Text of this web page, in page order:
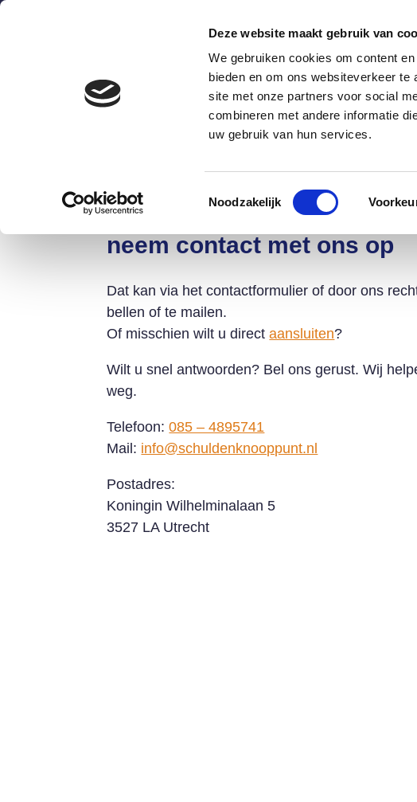
Deze website maakt gebruik van
We gebruiken cookies om content
bieden en om ons websiteverkeer
site met onze partners voor social
combineren met andere informatie
uw gebruik van hun services.
Toestemmingsselectie
Noodzakelijk
Hoe werkt het?
meer vragen?
neem contact met ons op
Dat kan via het contactformulier of door ons
bellen of te mailen.
Of misschien wilt u directaansluiten?
Wilt u snel antwoorden? Bel ons gerust. Wij
weg.
Telefoon:085 – 4895741
Mail: info@schuldenknooppunt.nl
Postadres:
Koningin Wilhelminalaan 5
3527 LA Utrecht